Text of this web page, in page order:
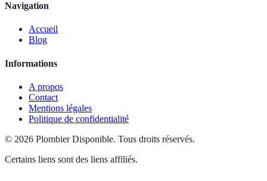
Navigation
Accueil
Blog
Informations
A propos
Contact
Mentions légales
Politique de confidentialité
© 2026 Plombier Disponible. Tous droits réservés.
Certains liens sont des liens affiliés.